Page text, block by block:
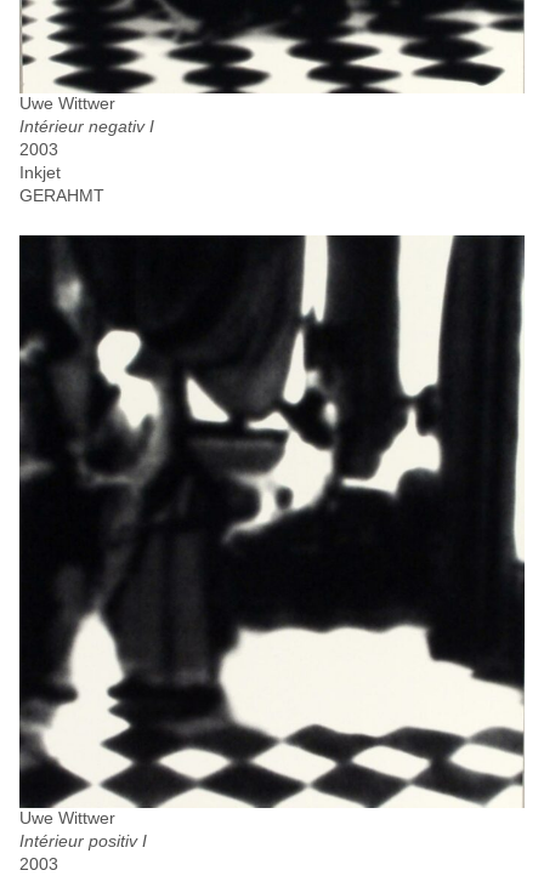
Uwe Wittwer
Intérieur negativ I
2003
Inkjet
GERAHMT
Uwe Wittwer
Intérieur positiv I
2003